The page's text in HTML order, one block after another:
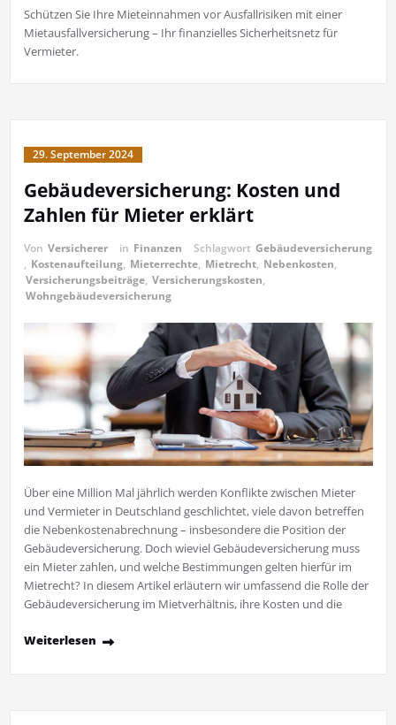
Schützen Sie Ihre Mieteinnahmen vor Ausfallrisiken mit einer
Mietausfallversicherung – Ihr finanzielles Sicherheitsnetz für
Vermieter.
29. September 2024
Gebäudeversicherung: Kosten und
Zahlen für Mieter erklärt
Von Versicherer in Finanzen Schlagwort Gebäudeversicherung
, Kostenaufteilung, Mieterrechte, Mietrecht, Nebenkosten,
Versicherungsbeiträge, Versicherungskosten,
Wohngebäudeversicherung
Über eine Million Mal jährlich werden Konflikte zwischen Mieter
und Vermieter in Deutschland geschlichtet, viele davon betreffen
die Nebenkostenabrechnung – insbesondere die Position der
Gebäudeversicherung. Doch wieviel Gebäudeversicherung muss
ein Mieter zahlen, und welche Bestimmungen gelten hierfür im
Mietrecht? In diesem Artikel erläutern wir umfassend die Rolle der
Gebäudeversicherung im Mietverhältnis, ihre Kosten und die
Weiterlesen